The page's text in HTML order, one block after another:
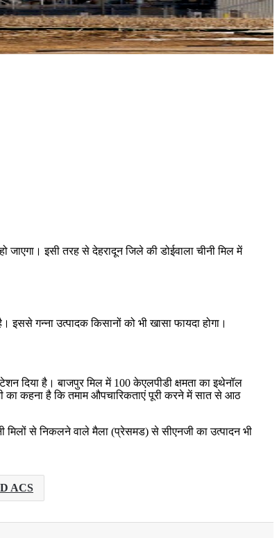
इसी तरह से देहरादून जिले की डोईवाला चीनी मिल में
गन्ना उत्पादक किसानों को भी खासा फायदा होगा।
दिया है। बाजपुर मिल में 100 केएलपीडी क्षमता का इथेनॉल
का कहना है कि तमाम औपचारिकताएं पूरी करने में सात से आठ
मिलों से निकलने वाले मैला (प्रेसमड) से सीएनजी का उत्पादन भी
ACS